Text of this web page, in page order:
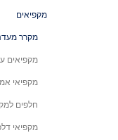
מקפיאים
מקרר
מקפיאים
מקפיאי
חלפים
מקפיאי